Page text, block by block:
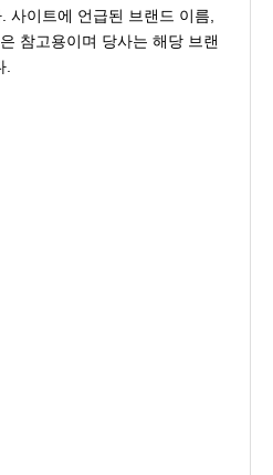
사이트에 언급된 브랜드 이름,
참고용이며 당사는 해당 브랜